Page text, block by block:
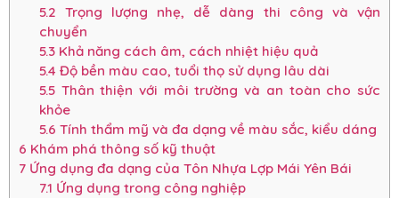
5.2 Trọng lượng nhẹ, dễ dàng thi công và vận
chuyển
5.3Khả năng cách âm, cách nhiệt hiệu quả
5.4 Độ bền màu cao, tuổi thọ sử dụng lâu dài
5.5Thân thiện với môi trường và an toàn cho sức
khỏe
5.6 Tính thẩm mỹ và đa dạng về màu sắc, kiểu dáng
6 Khám phá thông số kỹ thuật
7 Ứng dụng đa dạng của Tôn Nhựa Lợp Mái Yên Bái
7.1 Ứng dụng trong công nghiệp